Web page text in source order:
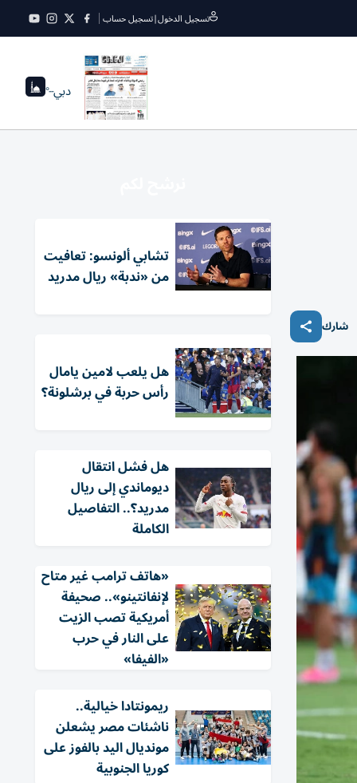
تسجيل الدخول|تسجيل حساب
دبي--°
شارك
تشابي ألونسو: تعافيت
من «ندبة» ريال مدريد
هل يلعب لامين يامال
رأس حربة في برشلونة؟
هل فشل انتقال
ديوماندي إلى ريال
مدريد؟.. التفاصيل
الكاملة
«هاتف ترامب غير متاح
لإنفانتينو».. صحيفة
أمريكية تصب الزيت
على النار في حرب
«الفيفا»
ريمونتادا خيالية..
ناشئات مصر يشعلن
مونديال اليد بالفوز على
كوريا الجنوبية